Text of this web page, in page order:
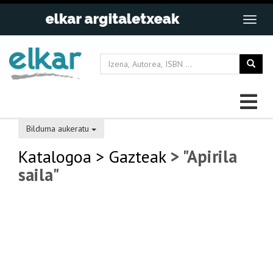
Bilduma aukeratu
Katalogoa > Gazteak> "Apirila
saila"